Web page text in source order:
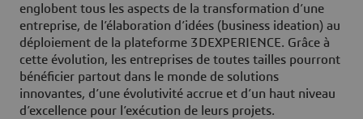
englobent tous les aspects de la transformation d’une
entreprise, de l’élaboration d’idées (business ideation) au
déploiement de la plateforme 3DEXPERIENCE. Grâce à
cette évolution, les entreprises de toutes tailles pourront
bénéficier partout dans le monde de solutions
innovantes, d’une évolutivité accrue et d’un haut niveau
d’excellence pour l’exécution de leurs projets.